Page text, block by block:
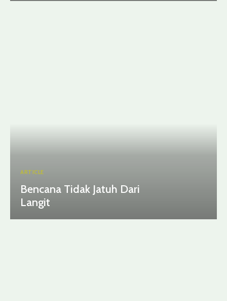
ARTICLE
Bencana Tidak Jatuh Dari
Langit